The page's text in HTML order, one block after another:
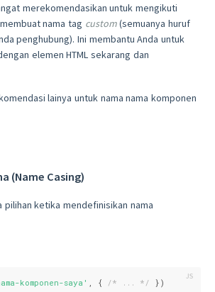
merekomendasikan untuk mengikuti
nama tag custom(semuanya huruf
penghubung). Ini membantu Anda untuk
elemen HTML sekarang dan
lainya untuk nama nama komponen
(Name Casing)
pilihan ketika mendefinisikan nama
komponen-saya' , { /* ... */ })